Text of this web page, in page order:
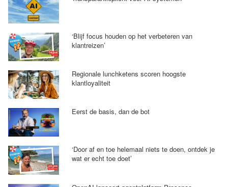
‘Blijf focus houden op het verbeteren van
klantreizen’
Regionale lunchketens scoren hoogste
klantloyaliteit
Eerst de basis, dan de bot
‘Door af en toe helemaal niets te doen, ontdek je
wat er echt toe doet’